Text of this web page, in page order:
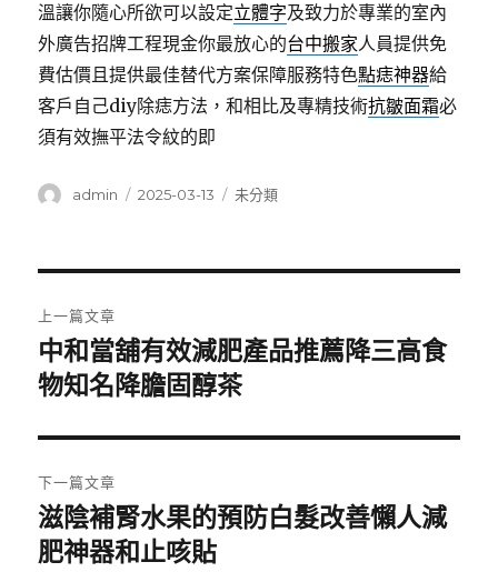
溫讓你隨心所欲可以設定立體字及致力於專業的室內
外廣告招牌工程現金你最放心的台中搬家人員提供免
費估價且提供最佳替代方案保障服務特色點痣神器給
客戶自己diy除痣方法，和相比及專精技術抗皺面霜必
須有效撫平法令紋的即
作
admin
發
2025-03-13
分
未分類
章
導
覽
上一篇文章
上
一
文
章:
中和當舖有效減肥產品推薦降三高食
物知名降膽固醇茶
下一篇文章
下
一
滋陰補腎水果的預防白髮改善懶人減
肥神器和止咳貼